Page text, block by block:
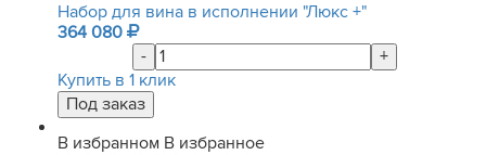
Набор для вина в исполнении "Люкс +"
364 080
-
+
Купить в 1 клик
В избранном В избранное